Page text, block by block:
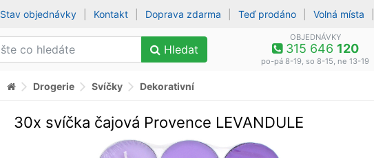
Stav objednávky Kontakt Doprava zdarma Teď prodáno Volná místa
Hledat
OBJEDNÁVKY
315 646 120
po-pá 8-19, so 8-15, ne 13-19
Drogerie Svíčky Dekorativní
30x svíčka čajová Provence LEVANDULE